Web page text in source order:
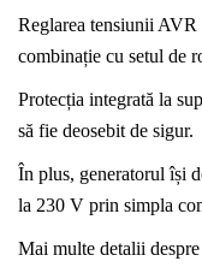
Reglarea tensiunii AVR
combinație cu setul de
Protecția integrată la
să fie deosebit de sigur.
În plus, generatorul își
la 230 V prin simpla
Mai multe detalii